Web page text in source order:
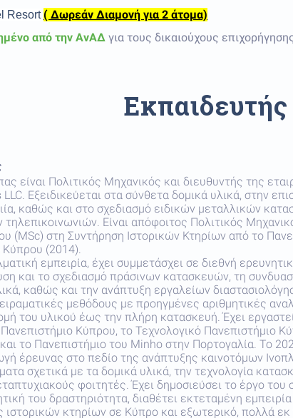
Resort ( Δωρεάν Διαμονή για 2 άτομα)
από την ΑνΑΔ για τους δικαιούχους
Εκπαιδευτής
είναι Πολιτικός Μηχανικός και διευθυντής της
Εξειδικεύεται στα σύνθετα δομικά υλικά, στην
καθώς και στο σχεδιασμό ειδικών μεταλλικών
Είναι απόφοιτος Πολιτικός
(MSc) στη Συντήρηση Ιστορικών Κτηρίων από το
Κύπρου (2014).
εμπειρία, έχει συμμετάσχει σε διεθνή
και το σχεδιασμό πράσινων κατασκευών, τη
καθώς και την ανάπτυξη εργαλείων
μεθόδους με προηγμένες αριθμητικές
του υλικού έως την πλήρη κατασκευή. Έχει
Κύπρου, το Τεχνολογικό Πανεπιστήμιο
το Πανεπιστήμιο του Minho στην Πορτογαλία. Το
έρευνας στο πεδίο της ανάπτυξης καινοτόμων
σχετικά με τα δομικά υλικά, την τεχνολογία
φοιτητές. Έχει δημοσιεύσει το έργο του
του δραστηριότητα, διαθέτει εκτεταμένη
κτηρίων σε Κύπρο και εξωτερικό, πολλά